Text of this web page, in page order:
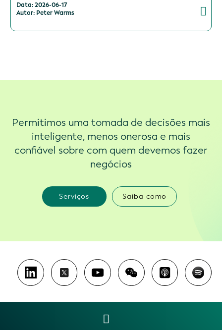
Data: 2026-06-17
Autor: Peter Warms
Permitimos uma tomada de decisões mais
inteligente, menos onerosa e mais
confiável sobre com quem devemos fazer
negócios
Serviços Saiba como